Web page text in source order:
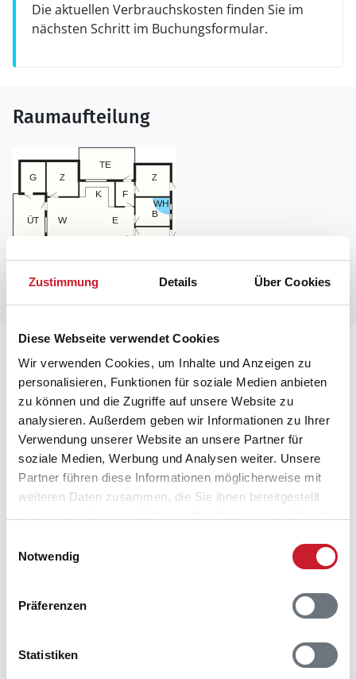
Zustimmung Details Über Cookies
Diese Webseite verwendet Cookies
Wir verwenden Cookies, um Inhalte und Anzeigen zu
personalisieren, Funktionen für soziale Medien anbieten
zu können und die Zugriffe auf unsere Website zu
analysieren. Außerdem geben wir Informationen zu Ihrer
Verwendung unserer Website an unsere Partner für
soziale Medien, Werbung und Analysen weiter. Unsere
Partner führen diese Informationen möglicherweise mit
weiteren Daten zusammen, die Sie ihnen bereitgestellt
Notwendig
Präferenzen
Statistiken
Die aktuellen Verbrauchskosten finden Sie im
nächsten Schritt im Buchungsformular.
Raumaufteilung
Lageplan
Adresse
Ferienhaus 42767
Klitageren 47
Tornby Strand
9850 Hirtshals